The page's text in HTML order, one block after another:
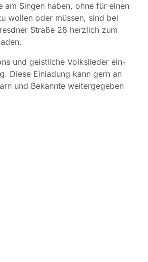
am Singen haben, ohne für einen
wollen oder müssen, sind bei
Straße 28 herzlich zum
und geistliche Volkslieder ein-
Diese Einladung kann gern an
und Bekannte weitergegeben